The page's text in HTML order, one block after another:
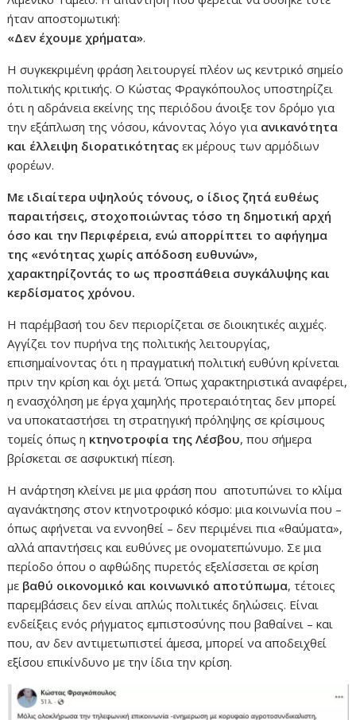
ήταν αποστομωτική:
«Δεν έχουμε χρήματα».
Η συγκεκριμένη φράση λειτουργεί πλέον ως κεντρικό σημείο
πολιτικής κριτικής. Ο Κώστας Φραγκόπουλος υποστηρίζει
ότι η αδράνεια εκείνης της περιόδου άνοιξε τον δρόμο για
την εξάπλωση της νόσου, κάνοντας λόγο για ανικανότητα
και έλλειψη διορατικότητας εκ μέρους των αρμόδιων
φορέων.
Με ιδιαίτερα υψηλούς τόνους, ο ίδιος ζητά ευθέως
παραιτήσεις, στοχοποιώντας τόσο τη δημοτική αρχή
όσο και την Περιφέρεια, ενώ απορρίπτει το αφήγημα
της «ενότητας χωρίς απόδοση ευθυνών»,
χαρακτηρίζοντάς το ως προσπάθεια συγκάλυψης και
κερδίσματος χρόνου.
Η παρέμβασή του δεν περιορίζεται σε διοικητικές αιχμές.
Αγγίζει τον πυρήνα της πολιτικής λειτουργίας,
επισημαίνοντας ότι η πραγματική πολιτική ευθύνη κρίνεται
πριν την κρίση και όχι μετά. Όπως χαρακτηριστικά αναφέρει,
η ενασχόληση με έργα χαμηλής προτεραιότητας δεν μπορεί
να υποκαταστήσει τη στρατηγική πρόληψης σε κρίσιμους
τομείς όπως η κτηνοτροφία της Λέσβου, που σήμερα
βρίσκεται σε ασφυκτική πίεση.
Η ανάρτηση κλείνει με μια φράση που αποτυπώνει το κλίμα
αγανάκτησης στον κτηνοτροφικό κόσμο: μια κοινωνία που –
όπως αφήνεται να εννοηθεί – δεν περιμένει πια «θαύματα»,
αλλά απαντήσεις και ευθύνες με ονοματεπώνυμο. Σε μια
περίοδο όπου ο αφθώδης πυρετός εξελίσσεται σε κρίση
με βαθύ οικονομικό και κοινωνικό αποτύπωμα, τέτοιες
παρεμβάσεις δεν είναι απλώς πολιτικές δηλώσεις. Είναι
ενδείξεις ενός ρήγματος εμπιστοσύνης που βαθαίνει – και
που, αν δεν αντιμετωπιστεί άμεσα, μπορεί να αποδειχθεί
εξίσου επικίνδυνο με την ίδια την κρίση.